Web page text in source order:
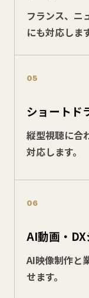
フランス、ニ
にも対応します
05
ショートド
縦型視聴に合
対応します。
06
AI動画・
AI映像制作と
せます。